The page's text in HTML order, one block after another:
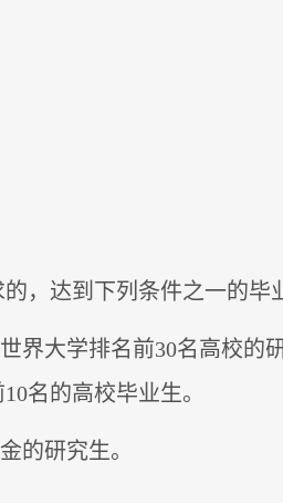
，达到下列条件之一的
界大学排名前30名高校
名的高校毕业生。
的研究生。